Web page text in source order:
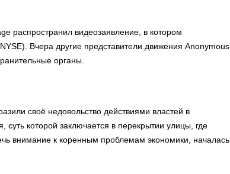
распространил видеозаявление, в котором
Вчера другие представители движения Anonymous
органы.
своё недовольство действиями властей в
суть которой заключается в перекрытии улицы, где
внимание к коренным проблемам экономики, началась